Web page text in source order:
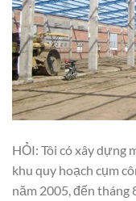
HỎI: Tôi có xây dựng
khu quy hoạch cụm
năm 2005, đến tháng